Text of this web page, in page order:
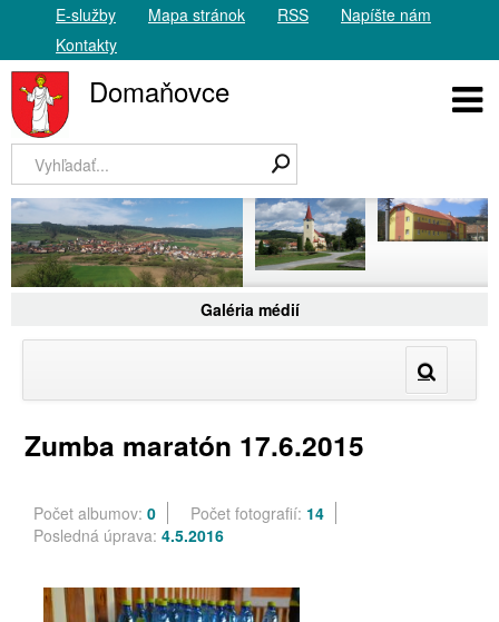
E-služby Mapa stránok RSS
Napíšte nám
Kontakty
Domaňovce
Galéria médií
Zumba maratón 17.6.2015
Počet albumov: 0 Počet fotografií: 14
Posledná úprava: 4.5.2016